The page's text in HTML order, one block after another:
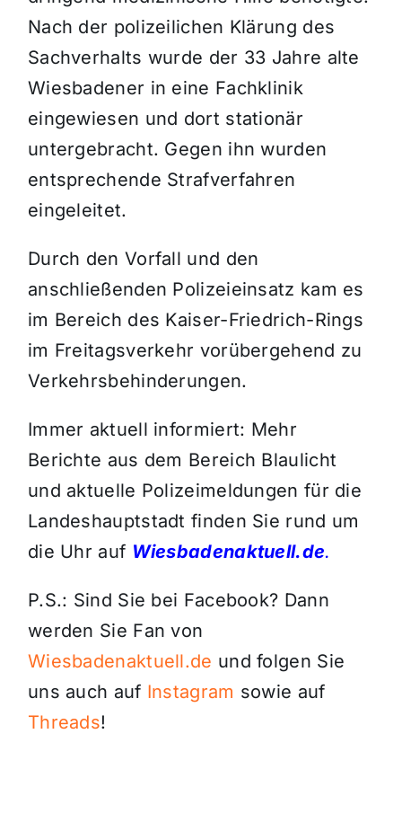
Nach der polizeilichen Klärung des
Sachverhalts wurde der 33 Jahre alte
Wiesbadener in eine Fachklinik
eingewiesen und dort stationär
untergebracht. Gegen ihn wurden
entsprechende Strafverfahren
eingeleitet.
Durch den Vorfall und den
anschließenden Polizeieinsatz kam es
im Bereich des Kaiser-Friedrich-Rings
im Freitagsverkehr vorübergehend zu
Verkehrsbehinderungen.
Immer aktuell informiert: Mehr
Berichte aus dem Bereich Blaulicht
und aktuelle Polizeimeldungen für die
Landeshauptstadt finden Sie rund um
die Uhr auf Wiesbadenaktuell.de.
P.S.: Sind Sie bei Facebook? Dann
werden Sie Fan von
Wiesbadenaktuell.de und folgen Sie
uns auch auf Instagram sowie auf
Threads!